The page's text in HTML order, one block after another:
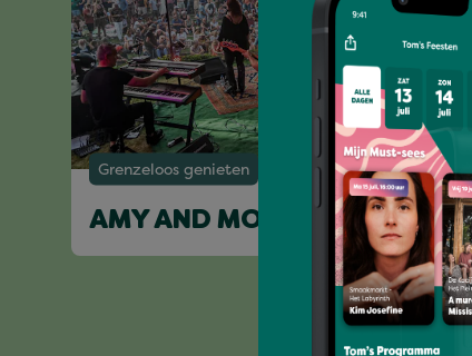
Grenzeloos genieten
AMY AND MORE